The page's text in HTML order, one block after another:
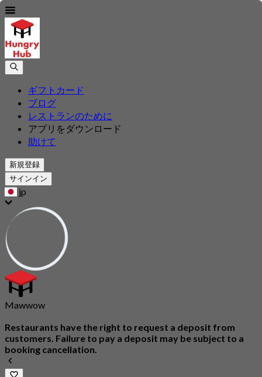
ギフトカード
ブログ
レストランのために
アプリをダウンロード
助けて
新規登録
サインイン
jp
Mawwow
Restaurants have the right to request a deposit from
customers. Failure to pay a deposit may be subject to a
booking cancellation.